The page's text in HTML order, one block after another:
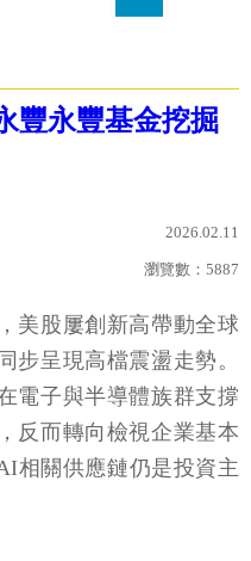
豐永豐基金挖掘
2026.02.11
瀏覽數： 5887
美股屢創新高帶動全球
步呈現高檔震盪走勢。
電子與半導體族群支撐
反而轉向檢視企業基本
相關供應鏈仍是投資主